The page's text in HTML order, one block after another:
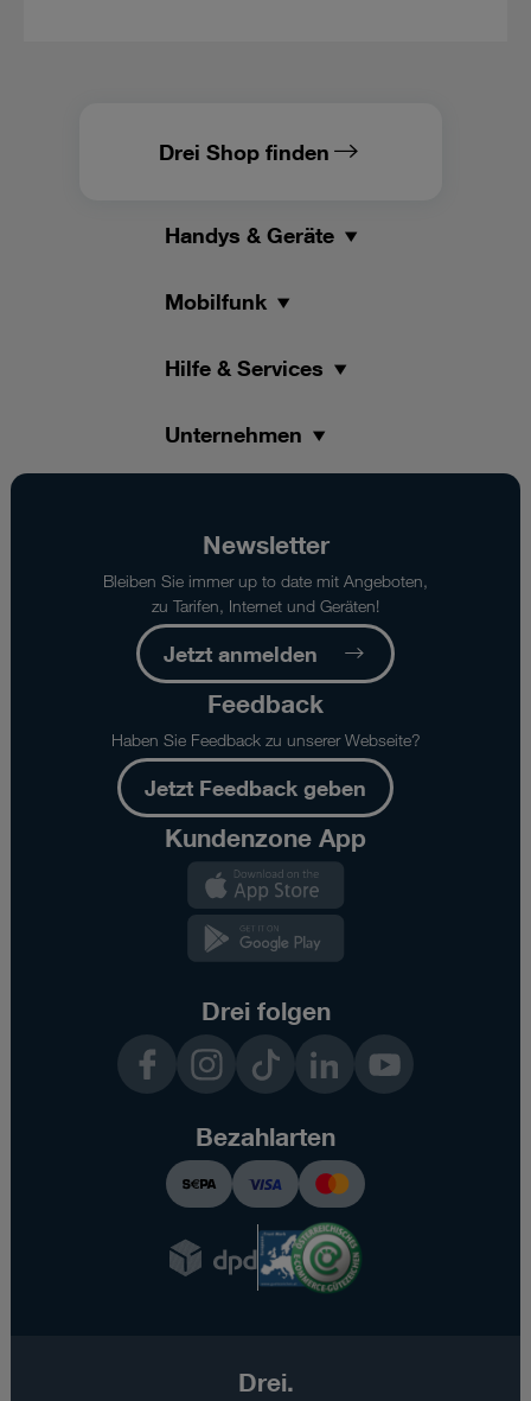
Drei Shop finden
Handys & Geräte
Mobilfunk
Hilfe & Services
Unternehmen
Newsletter
Bleiben Sie immer up to date mit Angeboten,
zu Tarifen, Internet und Geräten!
Jetzt anmelden
Feedback
Haben Sie Feedback zu unserer Webseite?
Jetzt Feedback geben
Kundenzone App
Drei folgen
InstagramTikTok LinkedIn YouTube
Bezahlarten
Drei.